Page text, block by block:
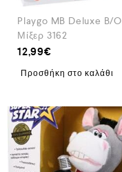
Playgo MB Deluxe B/O
Μίξερ 3162
12,99€
Προσθήκη στο καλάθι